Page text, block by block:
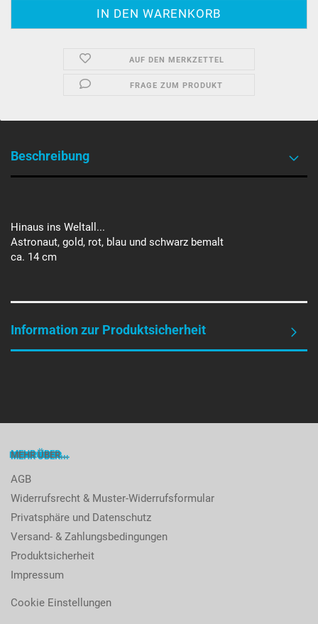
AUF DEN MERKZETTEL
FRAGE ZUM PRODUKT
Beschreibung
Hinaus ins Weltall...
Astronaut, gold, rot, blau und schwarz bemalt
ca. 14 cm
Information zur Produktsicherheit
MEHR ÜBER...
AGB
Widerrufsrecht & Muster-Widerrufsformular
Privatsphäre und Datenschutz
Versand- & Zahlungsbedingungen
Produktsicherheit
Impressum
Cookie Einstellungen